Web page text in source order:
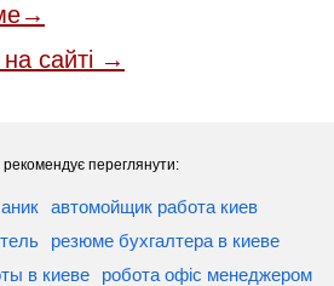
сайті →
рекомендує переглянути:
автомойщик работа киев
резюме бухгалтера в киеве
в киеве
робота офіс менеджером